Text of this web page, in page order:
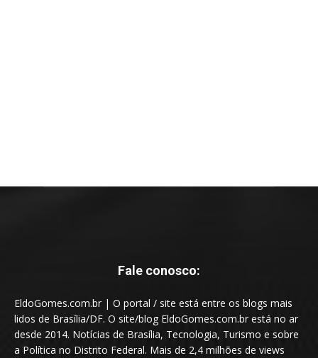
Fale conosco:
EldoGomes.com.br | O portal / site está entre os blogs mais
lidos de Brasília/DF. O site/blog EldoGomes.com.br está no ar
desde 2014. Notícias de Brasília, Tecnologia, Turismo e sobre
a Política no Distrito Federal. Mais de 2,4 milhões de views